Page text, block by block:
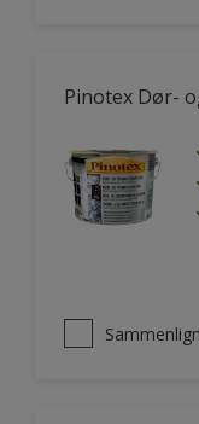
Pinotex Dør-